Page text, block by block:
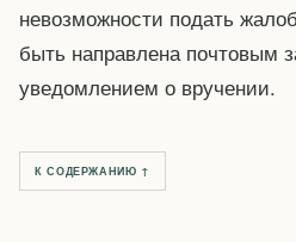
невозможности подать
быть направлена почтовым
уведомлением о вручении.
К СОДЕРЖАНИЮ ↑